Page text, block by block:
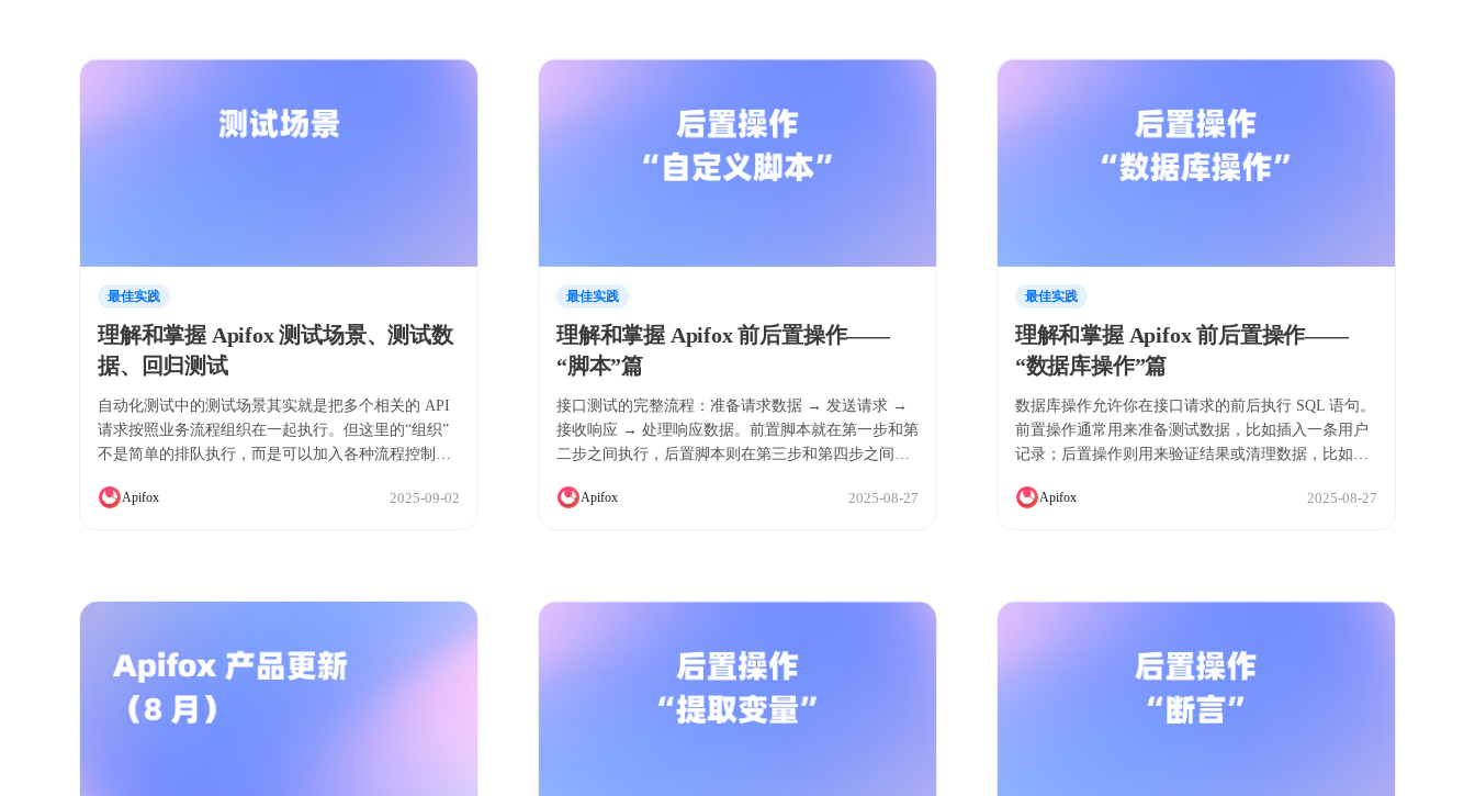
最佳实践
理解和掌握 Apifox 测试场景、测试数
据、回归测试
自动化测试中的测试场景其实就是把多个相关的 API
请求按照业务流程组织在一起执行。但这里的“组织”
不是简单的排队执行，而是可以加入各种流程控制逻
Apifox 2025-09-02
最佳实践
理解和掌握 Apifox 前后置操作——
“脚本”篇
接口测试的完整流程：准备请求数据 → 发送请求 →
接收响应 → 处理响应数据。前置脚本就在第一步和第
二步之间执行，后置脚本则在第三步和第四步之间执
Apifox 2025-08-27
最佳实践
理解和掌握 Apifox 前后置操作——
“数据库操作”篇
数据库操作允许你在接口请求的前后执行 SQL 语句。
前置操作通常用来准备测试数据，比如插入一条用户
记录；后置操作则用来验证结果或清理数据，比如检
Apifox 2025-08-27